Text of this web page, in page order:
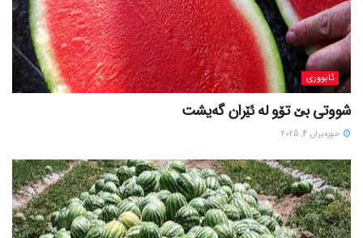
ئابووری
شووتی بێ تۆو لە ئێران گەیشت
حوزه‌یران 4, 2025